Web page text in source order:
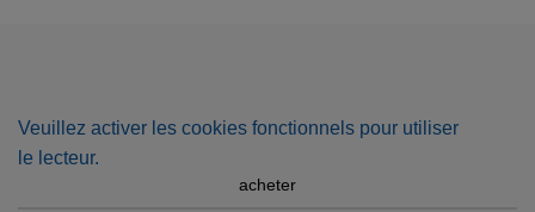
Veuillez activer les cookies fonctionnels pour utiliser
le lecteur.
acheter